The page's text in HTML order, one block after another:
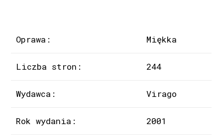
Oprawa: Miękka
Liczba stron: 244
Wydawca: Virago
Rok wydania: 2001